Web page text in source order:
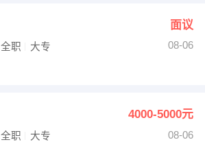
面议
全职 大专
08-06
4000-5000元
全职 大专
08-06